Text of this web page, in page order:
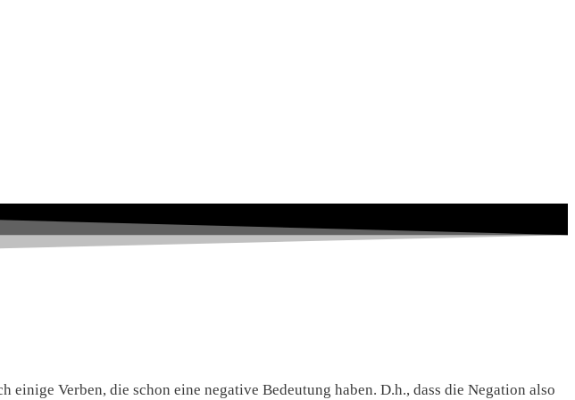
Verben, die schon eine negative Bedeutung haben. D.h., dass die Negation also